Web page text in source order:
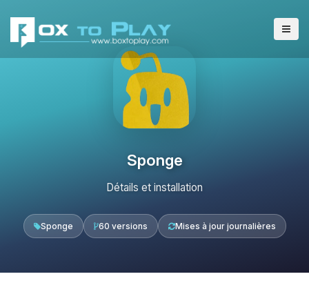
Sponge
Détails et installation
Sponge 60 versions Mises à jour journalières